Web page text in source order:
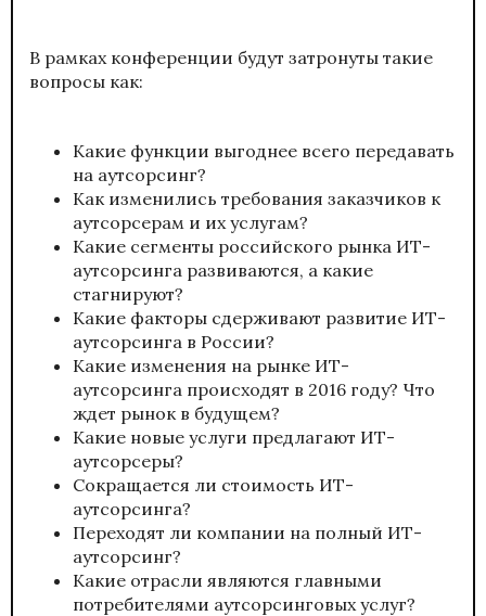
В рамках конференции будут затронуты такие
вопросы как:
Какие функции выгоднее всего передавать
на аутсорсинг?
Как изменились требования заказчиков к
аутсорсерам и их услугам?
Какие сегменты российского рынка ИТ-
аутсорсинга развиваются, а какие
стагнируют?
Какие факторы сдерживают развитие ИТ-
аутсорсинга в России?
Какие изменения на рынке ИТ-
аутсорсинга происходят в 2016 году? Что
ждет рынок в будущем?
Какие новые услуги предлагают ИТ-
аутсорсеры?
Сокращается ли стоимость ИТ-
аутсорсинга?
Переходят ли компании на полный ИТ-
аутсорсинг?
Какие отрасли являются главными
потребителями аутсорсинговых услуг?